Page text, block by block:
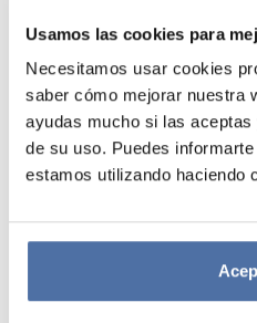
Usamos las cookies para
Necesitamos usar cookies
saber cómo mejorar nuestra
ayudas mucho si las
de su uso. Puedes
estamos utilizando haciendo
ETIQUETAS
LIFESTYLE
de 80 g/m². Se presentan en una